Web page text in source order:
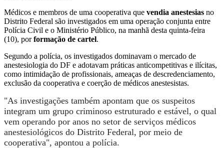
Médicos e membros de uma cooperativa que vendia anestesias no
Distrito Federal são investigados em uma operação conjunta entre
Polícia Civil e o Ministério Público, na manhã desta quinta-feira
(10), porformação de cartel.
Segundo a polícia, os investigados dominavam o mercado de
anestesiologia do DF e adotavam práticas anticompetitivas e ilícitas,
como intimidação de profissionais, ameaças de descredenciamento,
exclusão da cooperativa e coerção de médicos anestesistas.
"As investigações também apontam que os suspeitos
integram um grupo criminoso estruturado e estável, o qual
vem operando por anos no setor de serviços médicos
anestesiológicos do Distrito Federal, por meio de
cooperativa", apontou a polícia.